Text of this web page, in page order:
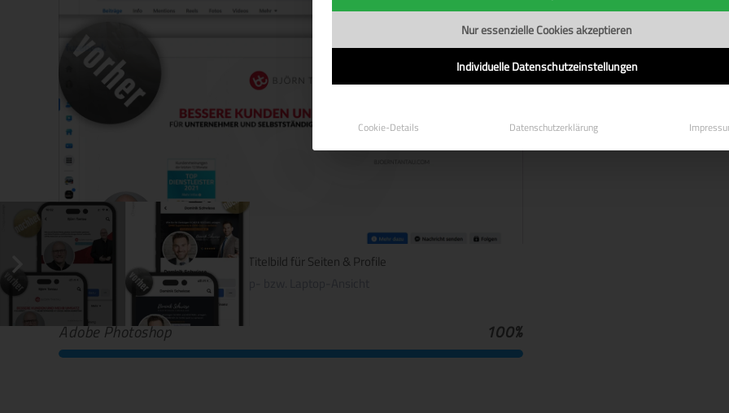
Facebook Titelbild für Seiten & Profile
Desktop- bzw. Laptop-Ansicht
Adobe Photoshop 100%
⚜ Mit einem
Statement!
Nur essenzielle Cookies akzeptieren
Individuelle Datenschutzeinstellungen
Cookie-Details Datenschutzerklärung